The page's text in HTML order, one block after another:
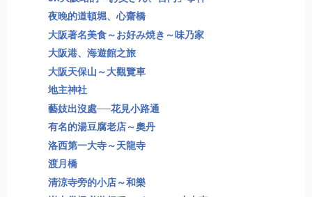
夜晚的道頓堀、心齋橋
大阪著名美食～お好み焼き～味乃家
大阪港、海遊館之旅
大阪天保山～大觀覽車
地主神社
藝妓出沒處──花見小路通
有名的湯豆腐老店～奧丹
洛西第一大寺～天龍寺
渡月橋
清涼寺旁的小店～和樂